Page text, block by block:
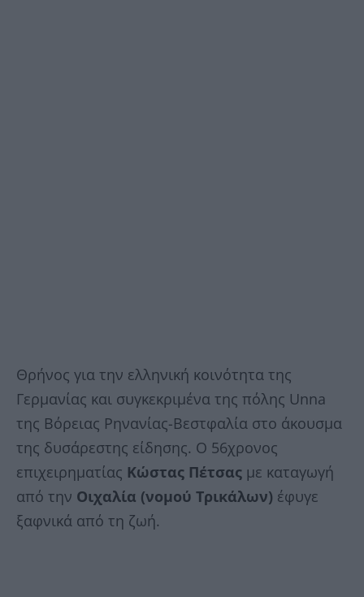
Θρήνος για την ελληνική κοινότητα της
Γερμανίας και συγκεκριμένα της πόλης Unna
της Βόρειας Ρηνανίας-Βεστφαλία στο άκουσμα
της δυσάρεστης είδησης. Ο 56χρονος
επιχειρηματίας Κώστας Πέτσας με καταγωγή
από την Οιχαλία (νομού Τρικάλων) έφυγε
ξαφνικά από τη ζωή.